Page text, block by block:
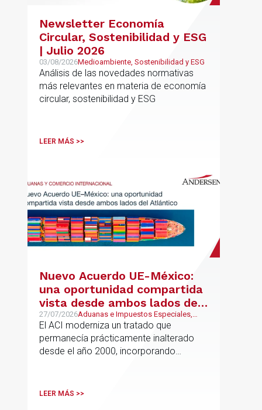
Newsletter Economía
Circular, Sostenibilidad y ESG
| Julio 2026
03/08/2026Medioambiente, Sostenibilidad y ESG
Análisis de las novedades normativas
más relevantes en materia de economía
circular, sostenibilidad y ESG
LEER MÁS >>
Nuevo Acuerdo UE-México:
una oportunidad compartida
vista desde ambos lados del
Atlántico
27/07/2026Aduanas e Impuestos Especiales,
Mexican Desk
El ACI moderniza un tratado que
permanecía prácticamente inalterado
desde el año 2000, incorporando
LEER MÁS >>